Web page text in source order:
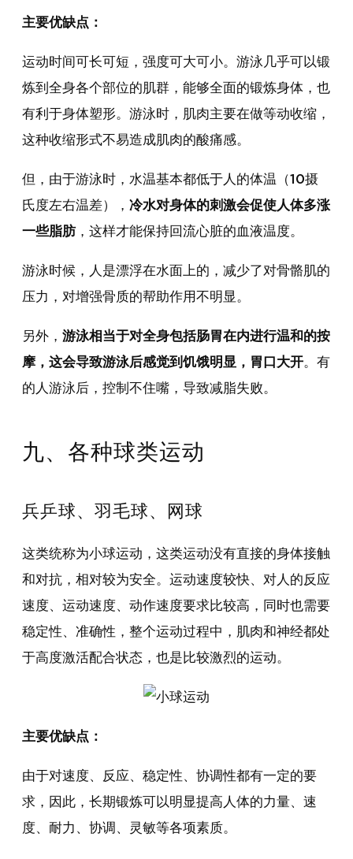
主要优缺点：
运动时间可长可短，强度可大可小。游泳几乎可以锻
炼到全身各个部位的肌群，能够全面的锻炼身体，也
有利于身体塑形。游泳时，肌肉主要在做等动收缩，
这种收缩形式不易造成肌肉的酸痛感。
但，由于游泳时，水温基本都低于人的体温（10摄
氏度左右温差）， 冷水对身体的刺激会促使人体多涨
一些脂肪，这样才能保持回流心脏的血液温度。
游泳时候，人是漂浮在水面上的，减少了对骨骼肌的
压力，对增强骨质的帮助作用不明显。
另外， 游泳相当于对全身包括肠胃在内进行温和的按
摩，这会导致游泳后感觉到饥饿明显，胃口大开。有
的人游泳后，控制不住嘴，导致减脂失败。
九、各种球类运动
兵乒球、羽毛球、网球
这类统称为小球运动，这类运动没有直接的身体接触
和对抗，相对较为安全。运动速度较快、对人的反应
速度、运动速度、动作速度要求比较高，同时也需要
稳定性、准确性，整个运动过程中，肌肉和神经都处
于高度激活配合状态，也是比较激烈的运动。
主要优缺点：
由于对速度、反应、稳定性、协调性都有一定的要
求，因此，长期锻炼可以明显提高人体的力量、速
度、耐力、协调、灵敏等各项素质。